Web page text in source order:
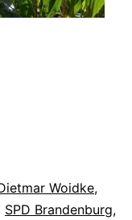
Woidke,
SPD Brandenburg,